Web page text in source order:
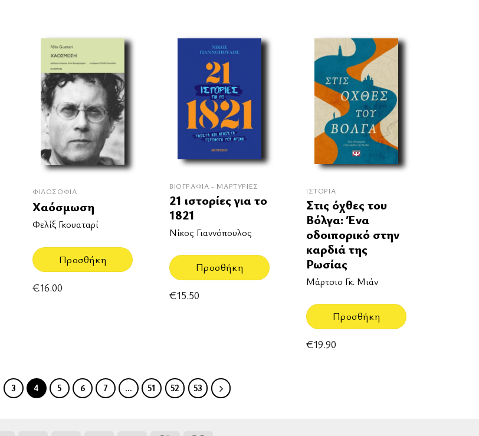
ΦΙΛΟΣΟΦΊΑ
Χαόσμωση
Φελίξ Γκουαταρί
Προσθήκη
€16.00
ΒΙΟΓΡΑΦΊΑ - ΜΑΡΤΥΡΊΕΣ
21 ιστορίες για το
1821
Νίκος Γιαννόπουλος
Προσθήκη
€15.50
ΙΣΤΟΡΊΑ
Στις όχθες του
Βόλγα: Ένα
οδοιπορικό στην
καρδιά της
Ρωσίας
Μάρτσιο Γκ. Μιάν
Προσθήκη
€19.90
3 4 5 6 7 … 51 52 53